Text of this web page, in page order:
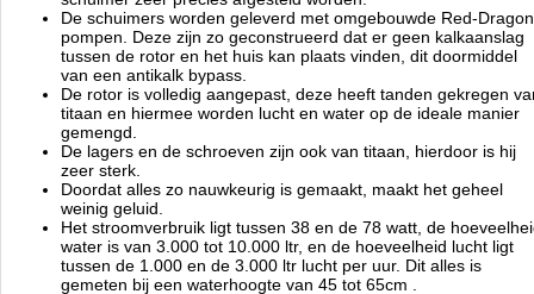
Royal Exclusiv
Manufactured by: Royal Exclusiv
AC-33253
Product ID:
1899.99 1899.99 Available from:Aquariumonderdelen.nl 2026-08-
Pre-OrderNew
De schuimers worden geleverd met omgebouwde Red-Dragon
pompen. Deze zijn zo geconstrueerd dat er geen kalkaanslag
tussen de rotor en het huis kan plaats vinden, dit doormiddel
van een antikalk bypass.
De rotor is volledig aangepast, deze heeft tanden gekregen
titaan en hiermee worden lucht en water op de ideale manier
gemengd.
De lagers en de schroeven zijn ook van titaan, hierdoor is hij
zeer sterk.
Doordat alles zo nauwkeurig is gemaakt, maakt het geheel
weinig geluid.
Het stroomverbruik ligt tussen 38 en de 78 watt, de
water is van 3.000 tot 10.000 ltr, en de hoeveelheid lucht ligt
tussen de 1.000 en de 3.000 ltr lucht per uur. Dit alles is
gemeten bij een waterhoogte van 45 tot 65cm .